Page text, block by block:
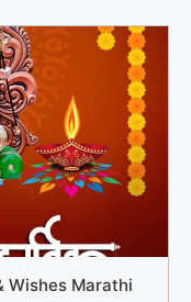
Wishes Marathi